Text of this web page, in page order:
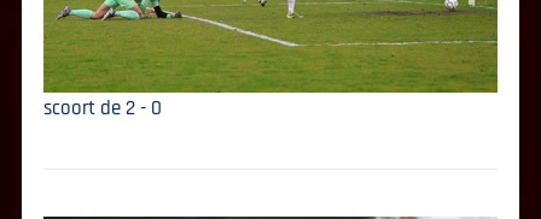
scoort de 2 - 0